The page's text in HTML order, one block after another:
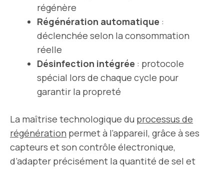
régénère
Régénération automatique :
déclenchée selon la consommation
réelle
Désinfection intégrée : protocole
spécial lors de chaque cycle pour
garantir la propreté
La maîtrise technologique du processus de
régénération permet à l’appareil, grâce à ses
capteurs et son contrôle électronique,
d’adapter précisément la quantité de sel et